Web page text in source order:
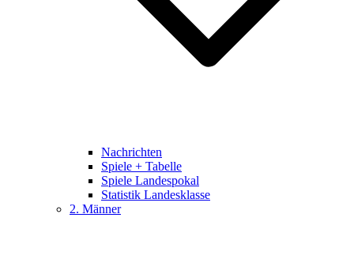
Nachrichten
Spiele + Tabelle
Spiele Landespokal
Statistik Landesklasse
2. Männer